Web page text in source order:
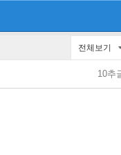
전체보기
10추